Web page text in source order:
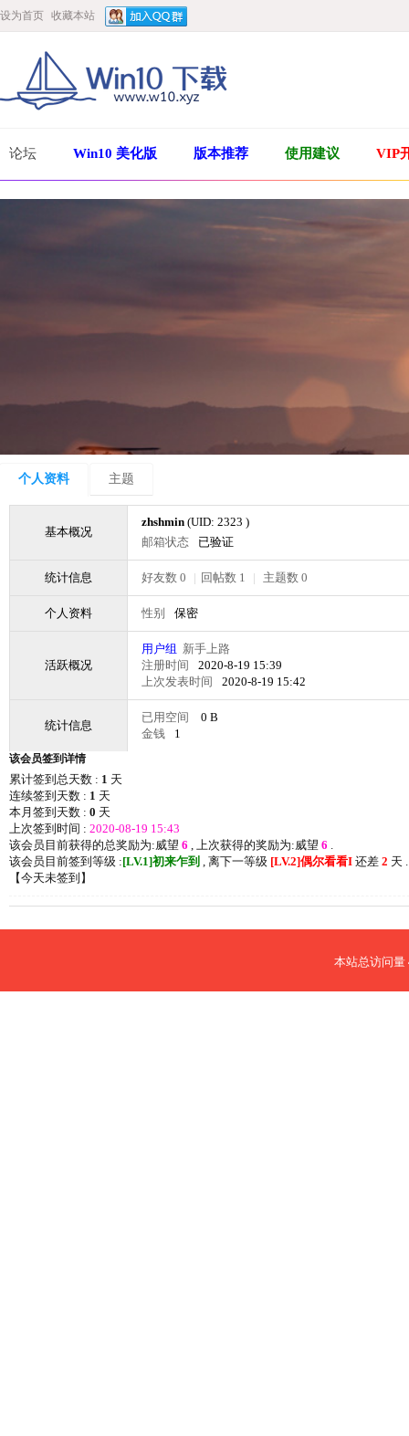
设为首页 收藏本站
论坛 Win10 美化版 版本推荐 使用建议 VIP
个人资料 主题
基本概况
zhshmin (UID: 2323 )
邮箱状态
已验证
统计信息 好友数 0 | 回帖数 1 | 主题数 0
个人资料 性别 保密
活跃概况
用户组 新手上路
注册时间
2020-8-19 15:39
上次发表时间
2020-8-19 15:42
统计信息
已用空间
0 B
金钱
1
该会员签到详情
累计签到总天数 : 1 天
连续签到天数 : 1 天
本月签到天数 : 0 天
上次签到时间 : 2020-08-19 15:43
该会员目前获得的总奖励为:威望 6 , 上次获得的奖励为:威望 6 .
该会员目前签到等级 :[LV.1]初来乍到 , 离下一等级 [LV.2]偶尔看看I 还差 2 天 .
【今天未签到 】
本站总访问量